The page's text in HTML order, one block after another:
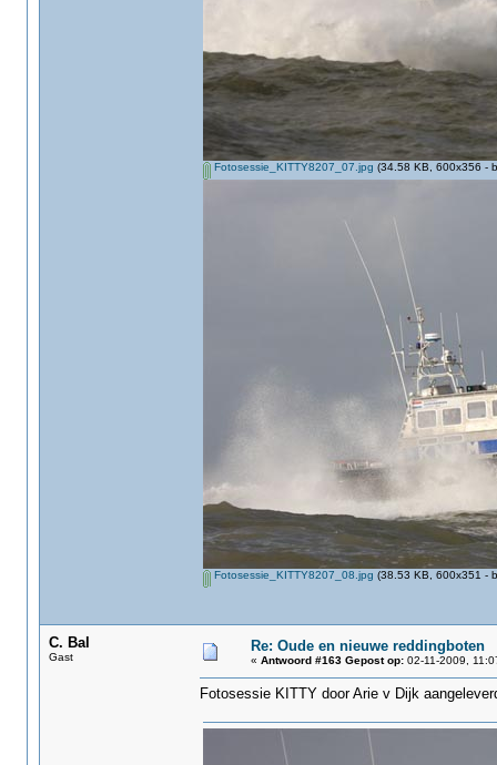
Fotosessie_KITTY8207_07.jpg (34.58 KB, 600x356 -
Fotosessie_KITTY8207_08.jpg (38.53 KB, 600x351 -
C. Bal
Gast
Re: Oude en nieuwe reddingboten
« Antwoord #163 Gepost op: 02-11-2009,
Fotosessie KITTY‏ door Arie v Dijk